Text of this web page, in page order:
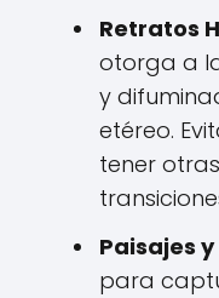
Retratos
otorga a
y
etéreo.
tener
Paisajes
para